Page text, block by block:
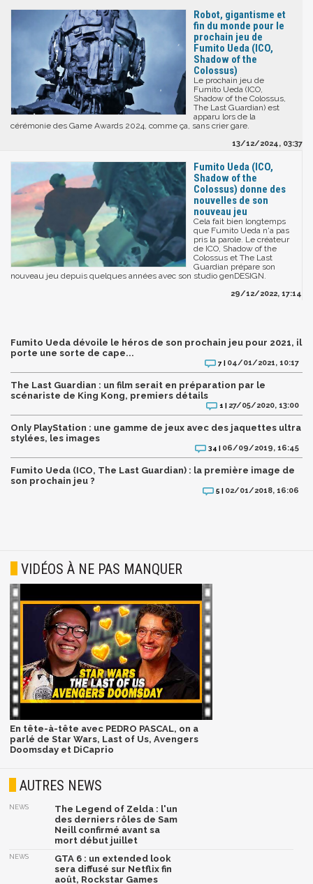
Robot, gigantisme et
fin du monde pour le
prochain jeu de
Fumito Ueda (ICO,
Shadow of the
Colossus)
Le prochain jeu de
Fumito Ueda (ICO,
Shadow of the Colossus,
The Last Guardian) est
apparu lors de la
cérémonie des Game Awards 2024, comme ça, sans crier gare.
13/12/2024, 03:37
Fumito Ueda (ICO,
Shadow of the
Colossus) donne des
nouvelles de son
nouveau jeu
Cela fait bien longtemps
que Fumito Ueda n'a pas
pris la parole. Le créateur
de ICO, Shadow of the
Colossus et The Last
Guardian prépare son
nouveau jeu depuis quelques années avec son studio genDESIGN.
29/12/2022, 17:14
Fumito Ueda dévoile le héros de son prochain jeu pour 2021, il
porte une sorte de cape...
7 | 04/01/2021, 10:17
The Last Guardian : un film serait en préparation par le
scénariste de King Kong, premiers détails
1 | 27/05/2020, 13:00
Only PlayStation : une gamme de jeux avec des jaquettes ultra
stylées, les images
34 | 06/09/2019, 16:45
Fumito Ueda (ICO, The Last Guardian) : la première image de
son prochain jeu ?
5 | 02/01/2018, 16:06
VIDÉOS À NE PAS MANQUER
En tête-à-tête avec PEDRO PASCAL, on a
parlé de Star Wars, Last of Us, Avengers
Doomsday et DiCaprio
AUTRES NEWS
NEWS
The Legend of Zelda : l'un
des derniers rôles de Sam
Neill confirmé avant sa
mort début juillet
NEWS
GTA 6 : un extended look
sera diffusé sur Netflix fin
août, Rockstar Games